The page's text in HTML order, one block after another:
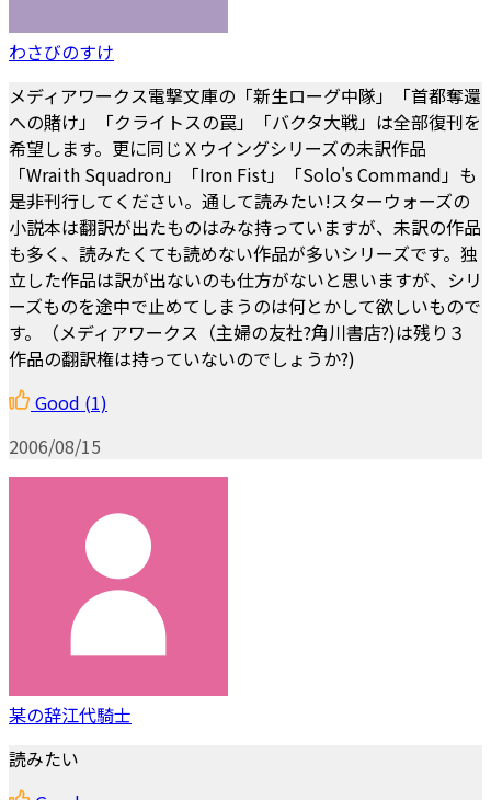
わさびのすけ
メディアワークス電撃文庫の「新生ローグ中隊」「首都奪還
への賭け」「クライトスの罠」「バクタ大戦」は全部復刊を
希望します。更に同じＸウイングシリーズの未訳作品
「Wraith Squadron」「Iron Fist」「Solo's Command」も
是非刊行してください。通して読みたい!スターウォーズの
小説本は翻訳が出たものはみな持っていますが、未訳の作品
も多く、読みたくても読めない作品が多いシリーズです。独
立した作品は訳が出ないのも仕方がないと思いますが、シリ
ーズものを途中で止めてしまうのは何とかして欲しいもので
す。（メディアワークス（主婦の友社?角川書店?)は残り３
作品の翻訳権は持っていないのでしょうか?)
Good (1)
2006/08/15
某の辞江代騎士
読みたい